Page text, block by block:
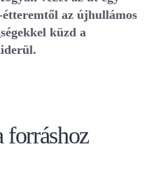
az újhullámos
küzd a
forráshoz